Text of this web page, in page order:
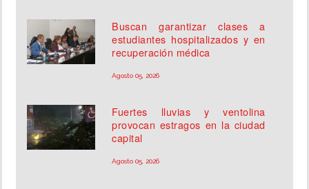
Buscan garantizar clases a
estudiantes hospitalizados y en
recuperación médica
Agosto 05, 2026
Fuertes lluvias y ventolina
provocan estragos en la ciudad
capital
Agosto 05, 2026